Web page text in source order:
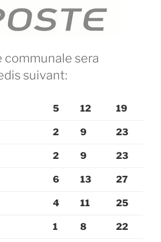
communale sera
suivant:
5 12 19
2 9 23
2 9 23
6 13 27
4 11 25
1 8 22